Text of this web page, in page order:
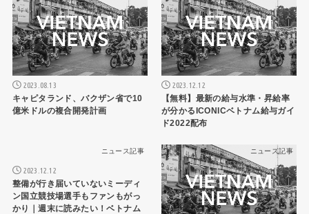
2023.08.13
キャピタランド、バクザン省で10
億米ドルの複合開発計画
2023.12.12
【無料】最新の給与水準・昇給率
が分かるICONICベトナム給与ガイ
ド2022配布
ニュース記事
2023.12.12
整備が行き届いていないミーディ
ン国立競技場選手もファンもがっ
かり｜週末に読みたい！ベトナム
ニュース記事